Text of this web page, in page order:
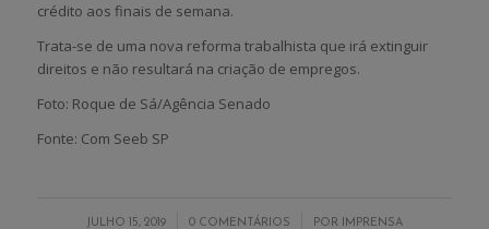
crédito aos finais de semana.
Trata-se de uma nova reforma trabalhista que irá extinguir
direitos e não resultará na criação de empregos.
Foto: Roque de Sá/Agência Senado
Fonte: Com Seeb SP
JULHO 15, 2019
/ 0 COMENTÁRIOS
/ POR IMPRENSA